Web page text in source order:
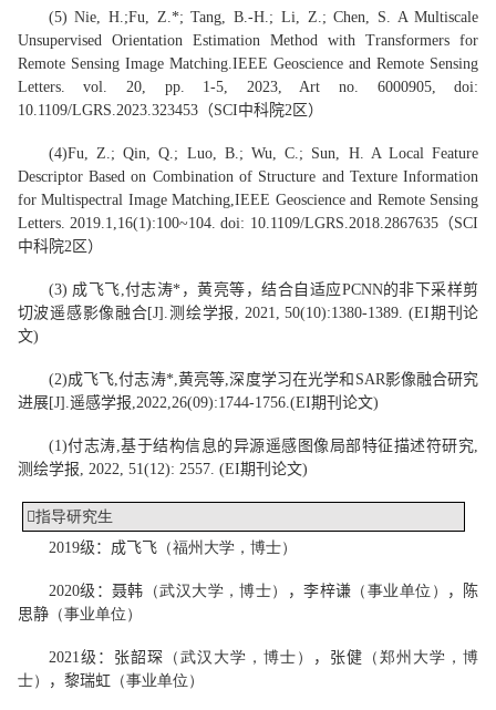
(5) Nie, H.;Fu, Z. *; Tang, B.-H.; Li, Z.; Chen, S. A Multiscale
Unsupervised Orientation Estimation Method with Transformers for
Remote Sensing Image Matching. IEEE Geoscience and Remote Sensing
Letters. vol. 20, pp. 1-5, 2023, Art no. 6000905, doi:
10.1109/LGRS.2023.323453（SCI中科院2区）
(4)Fu, Z. ; Qin, Q.; Luo, B.; Wu, C.; Sun, H. A Local Feature
Descriptor Based on Combination of Structure and Texture Information
for Multispectral Image Matching,IEEE Geoscience and Remote Sensing
Letters. 2019.1 16(1):100~104. doi: 10.1109/LGRS.2018.2867635（SCI
中科院2区）
(3) 成飞飞 付志涛* ，黄亮等，结合自适应PCNN的非下采样剪
切波遥感影像融合[J]. 测绘学报 , 2021, 50(10):1380-1389. (EI期刊论
文)
(2)成飞飞,付志涛*,黄亮等 ,深度学习在光学和SAR影像融合研究
进展[J]. 遥感学报 2022,26(09):1744-1756. (EI期刊论文)
(1)付志涛 基于结构信息的异源遥感图像局部特征描述符研究
测绘学报 , 2022, 51(12): 2557. (EI期刊论文)
指导研究生
2019级：成飞飞（福州大学，博士）
2020级：聂韩 （武汉大学，博士） ，李梓谦 （ 事业单位 ）
，陈
思静（事业单位 ）
2021级：张韶琛 （ 武汉大学，博士 ） ，张健 （郑州大学，博
士） ，黎瑞虹（事业单位 ）